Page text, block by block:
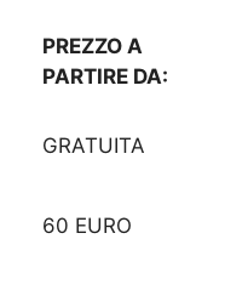
PREZZO A
PARTIRE DA:
GRATUITA
60 EURO